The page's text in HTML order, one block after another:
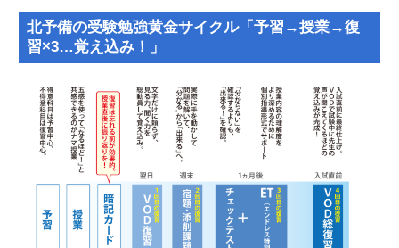
北予備の受験勉強黄金サイクル「予習→授業→復
習×3…覚え込み！」